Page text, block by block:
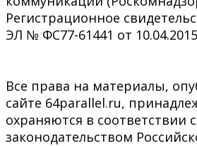
Регистрационное
ЭЛ № ФС77-61441 от 10.04.2015
Все права на материалы,
сайте 64parallel.ru,
охраняются в соответствии с
законодательством